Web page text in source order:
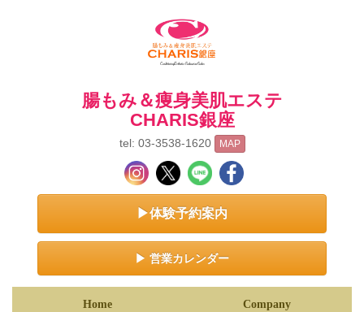
腸もみ＆痩身美肌エステ
CHARIS銀座
tel: 03-3538-1620 MAP
▶体験予約案内
▶ 営業カレンダー
Home Company